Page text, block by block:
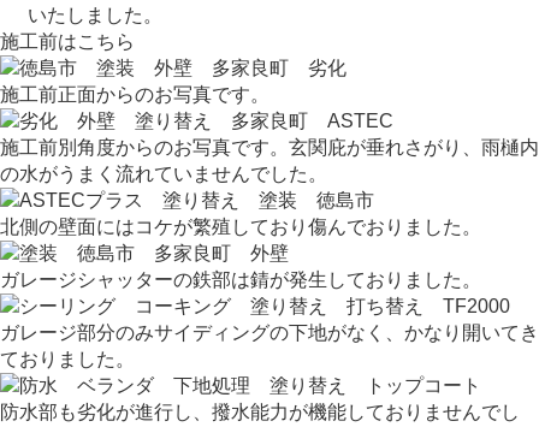
いたしました。
施工前はこちら
施工前正面からのお写真です。
施工前別角度からのお写真です。玄関庇が垂れさがり、雨樋内
の水がうまく流れていませんでした。
北側の壁面にはコケが繁殖しており傷んでおりました。
ガレージシャッターの鉄部は錆が発生しておりました。
ガレージ部分のみサイディングの下地がなく、かなり開いてき
ておりました。
防水部も劣化が進行し、撥水能力が機能しておりませんでし